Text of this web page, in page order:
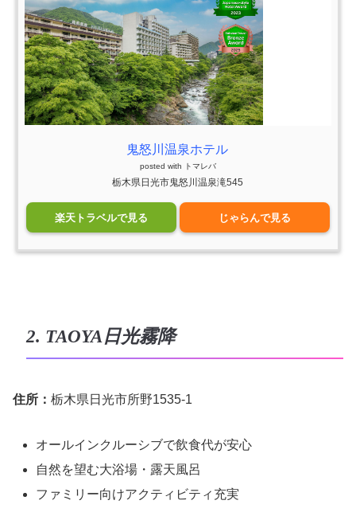
鬼怒川温泉ホテル
posted with トマレバ
栃木県日光市鬼怒川温泉滝545
楽天トラベルで見る じゃらんで見る
2. TAOYA日光霧降
住所： 栃木県日光市所野1535-1
オールインクルーシブで飲食代が安心
自然を望む大浴場・露天風呂
ファミリー向けアクティビティ充実